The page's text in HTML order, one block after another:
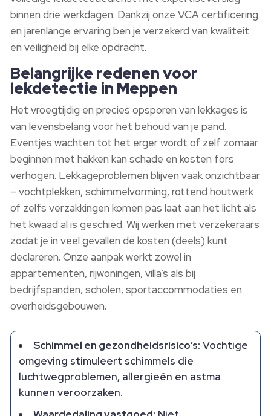
binnen drie werkdagen. Dankzij onze VCA certificering
en jarenlange ervaring ben je verzekerd van kwaliteit
en veiligheid bij elke opdracht.
Belangrijke redenen voor
lekdetectie in Meppen
Het vroegtijdig en precies opsporen van lekkages is
van levensbelang voor het behoud van je pand.
Eventjes wachten tot het erger wordt of zelf zomaar
beginnen met hakken kan schade en kosten fors
verhogen. Lekkageproblemen blijven vaak onzichtbaar
– vochtplekken, schimmelvorming, rottend houtwerk
of zelfs verzakkingen komen pas laat aan het licht als
het kwaad al is geschied. Wij werken met verzekeraars
zodat je in veel gevallen de kosten (deels) kunt
declareren. Onze aanpak werkt zowel in
appartementen, rijwoningen, villa’s als bij
bedrijfspanden, scholen, sportaccommodaties en
overheidsgebouwen.
Schimmel en gezondheidsrisico’s: Vochtige
omgeving stimuleert schimmels die
luchtwegproblemen, allergieën en astma
kunnen veroorzaken.